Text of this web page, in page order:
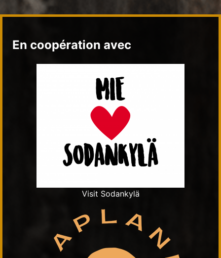
En coopération avec
Visit Sodankylä